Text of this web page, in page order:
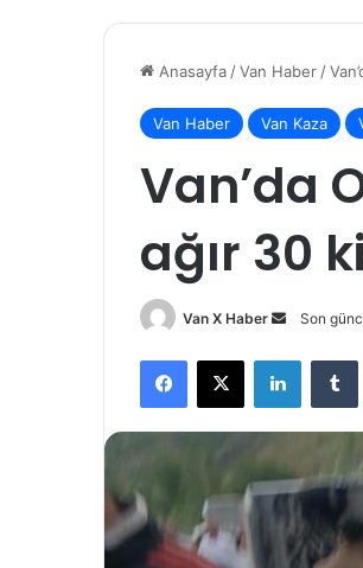
Anasayfa /Van Haber /
Van Haber Van Kaza
Van’da
ağır 30
Van X Haber
Bir
göndermek
Son
Facebook
X LinkedIn